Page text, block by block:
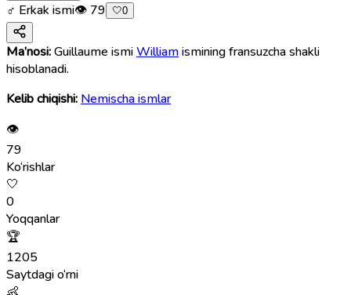
♂ Erkak ismi👁 79 🤍0
Ma’nosi:Guillaume ismiWilliamismining fransuzcha shakli
hisoblanadi.
Kelib chiqishi: Nemischa ismlar
👁
79
Ko‘rishlar
🤍
0
Yoqqanlar
🏆
1205
Saytdagi o‘rni